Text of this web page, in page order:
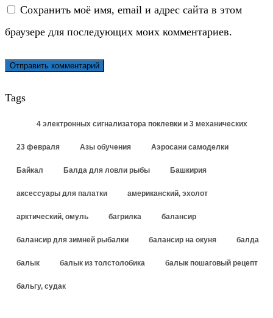
Сохранить моё имя, email и адрес сайта в этом
браузере для последующих моих комментариев.
Tags
4 электронных сигнализатора поклевки и 3 механических
23 февраля Азы обучения Аэросани самоделки
Байкал Балда для ловли рыбы Башкирия
аксессуары для палатки американский, эхолот
арктический, омуль багрилка балансир
балансир для зимней рыбалки балансир на окуня балда
балык балык из толстолобика балык пошаговый рецепт
бальгу, судак